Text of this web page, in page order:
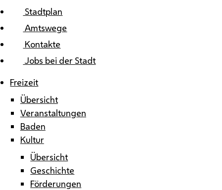
Stadtplan
Amtswege
Kontakte
Jobs bei der Stadt
Freizeit
Übersicht
Veranstaltungen
Baden
Kultur
Übersicht
Geschichte
Förderungen